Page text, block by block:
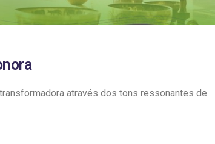
através dos tons ressonantes de